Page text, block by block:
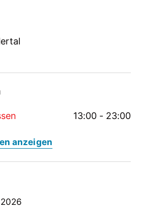
13:00 - 23:00
anzeigen